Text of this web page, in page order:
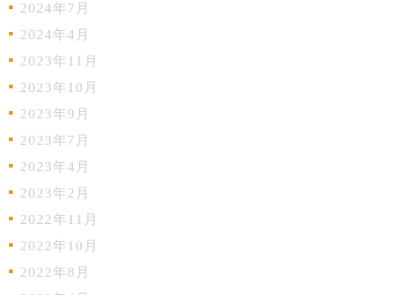
2024年7月
2024年4月
2023年11月
2023年10月
2023年9月
2023年7月
2023年4月
2023年2月
2022年11月
2022年10月
2022年8月